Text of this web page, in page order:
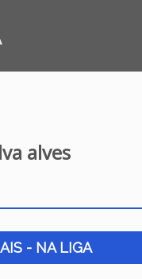
alves
- NA LIGA